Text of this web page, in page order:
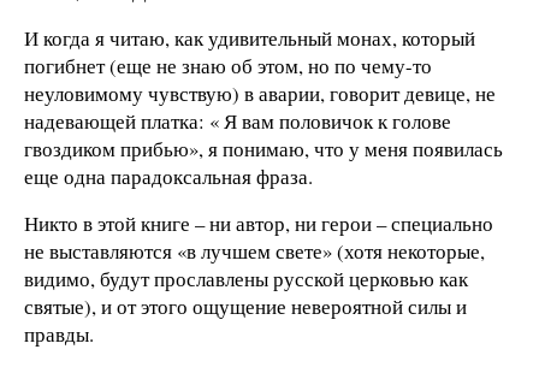
И когда я читаю, как удивительный монах, который
погибнет (еще не знаю об этом, но по чему-то
неуловимому чувствую) в аварии, говорит девице, не
надевающей платка: « Я вам половичок к голове
гвоздиком прибью», я понимаю, что у меня появилась
еще одна парадоксальная фраза.
Никто в этой книге – ни автор, ни герои – специально
не выставляются «в лучшем свете» (хотя некоторые,
видимо, будут прославлены русской церковью как
святые), и от этого ощущение невероятной силы и
правды.